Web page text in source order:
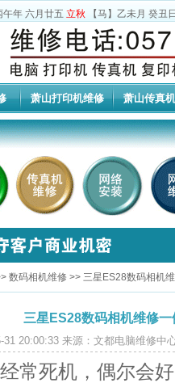
午年 六月廿五 立秋 【马】乙未月 癸丑
萧山打印机维修 萧山传真
数码相机维修 >> 三星ES28数码相机
三星ES28数码相机维修一
31 20:00:33 来源：文都电脑维修中
常死机，偶尔会